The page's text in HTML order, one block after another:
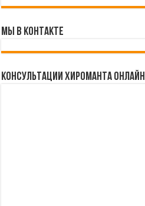
Мы в контакте
Консультации хироманта онлайн